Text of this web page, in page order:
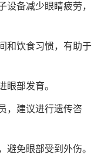
设备减少眼睛疲劳，
和饮食习惯，有助于
眼部发育。
，建议进行遗传咨
避免眼部受到外伤。